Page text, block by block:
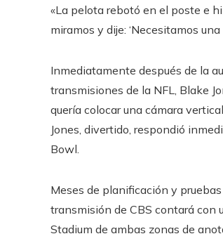
«La pelota rebotó en el poste e
miramos y dije: ‘Necesitamos una
Inmediatamente después de la
transmisiones de la NFL, Blake
quería colocar una cámara
Jones, divertido, respondió
Bowl.
Meses de planificación y
transmisión de CBS contará con
Stadium de ambas zonas de